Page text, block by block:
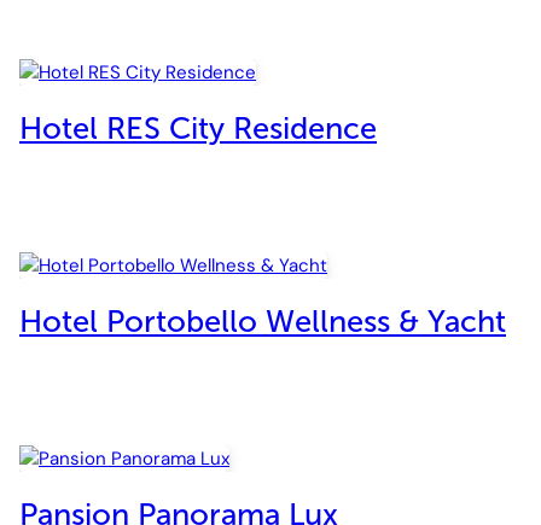
Hotel RES City Residence
Hotel Portobello Wellness & Yacht
Pansion Panorama Lux